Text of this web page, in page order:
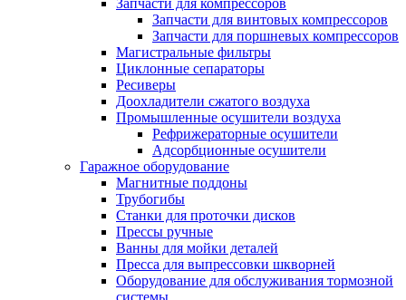
Запчасти для компрессоров
Запчасти для винтовых компрессоров
Запчасти для поршневых компрессоров
Магистральные фильтры
Циклонные сепараторы
Ресиверы
Доохладители сжатого воздуха
Промышленные осушители воздуха
Рефрижераторные осушители
Адсорбционные осушители
Гаражное оборудование
Магнитные поддоны
Трубогибы
Станки для проточки дисков
Прессы ручные
Ванны для мойки деталей
Пресса для выпрессовки шкворней
Оборудование для обслуживания тормозной
системы